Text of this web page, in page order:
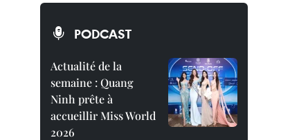
PODCAST
Actualité de la
semaine : Quang
Ninh prête à
accueillir Miss World
2026